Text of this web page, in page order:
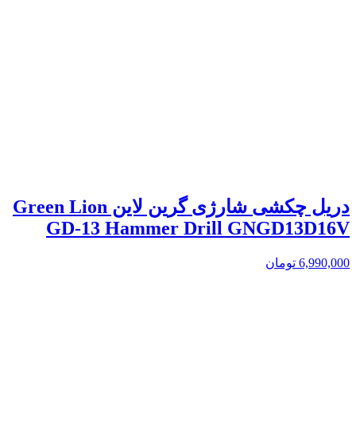
دریل چکشی شارژی گرین لاین Green Lion
GD-13 Hammer Drill GNGD13D16V
6,990,000 تومان